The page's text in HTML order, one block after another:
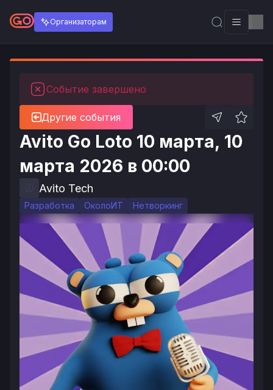
Организаторам
Событие завершено
Другие события
Avito Go Loto 10 марта, 10
марта 2026 в 00:00
Avito Tech
Разработка ОколоИТ Нетворкинг